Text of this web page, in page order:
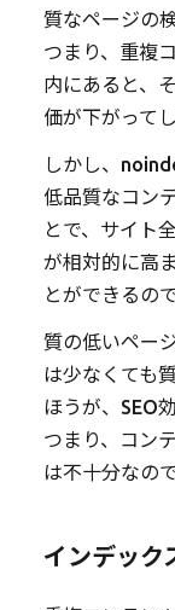
質なページの
つまり、重複
内にあると、
価が下がって
しかし、
低品質なコン
とで、サイト
が相対的に高
とができるので
質の低いペー
は少なくても
ほうが、SEO
つまり、コン
は不十分なので
インデック